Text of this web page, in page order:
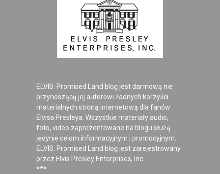
ELVIS: Promised Land blog jest darmową nie
przynoszącą jej autorowi żadnych korzyści
materialnych stroną internetową dla fanów
Elvisa Presleya. Wszystkie materiały audio,
foto, video zaprezentowane na blogu służą
jedynie celom informacyjnym i promocyjnym.
ELVIS: Promised Land blog jest zarejestrowany
przez Elvis Presley Enterprises, Inc.
***